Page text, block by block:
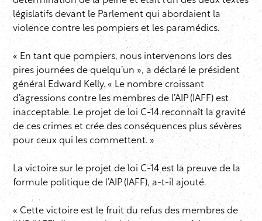
législatifs devant le Parlement qui abordaient la
violence contre les pompiers et les paramédics.
« En tant que pompiers, nous intervenons lors des
pires journées de quelqu’un », a déclaré le président
général Edward Kelly. « Le nombre croissant
d’agressions contre les membres de l’AIP (IAFF) est
inacceptable. Le projet de loi C-14 reconnaît la gravité
de ces crimes et crée des conséquences plus sévères
pour ceux qui les commettent. »
La victoire sur le projet de loi C-14 est la preuve de la
formule politique de l’AIP (IAFF), a-t-il ajouté.
« Cette victoire est le fruit du refus des membres de